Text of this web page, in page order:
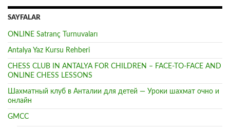
SAYFALAR
ONLINE Satranç Turnuvaları
Antalya Yaz Kursu Rehberi
CHESS CLUB IN ANTALYA FOR CHILDREN – FACE-TO-FACE AND
ONLINE CHESS LESSONS
Шахматный клуб в Анталии для детей — Уроки шахмат очно и
онлайн
GMCC